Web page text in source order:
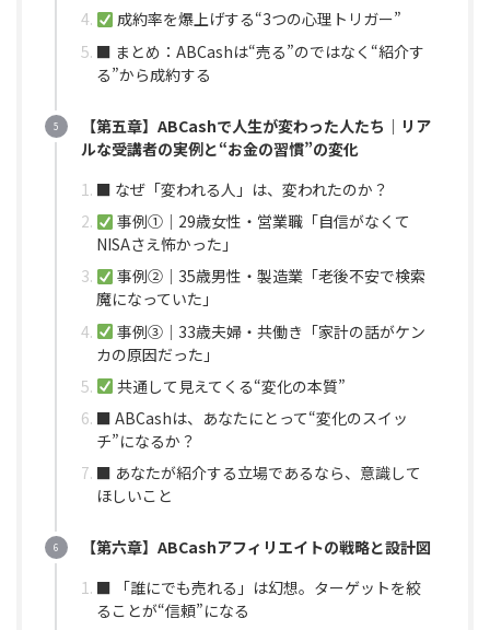
成約率を爆上げする“3つの心理トリガー”
■ まとめ：ABCashは“売る”のではなく“紹介す
る”から成約する
【第五章】ABCashで人生が変わった人たち｜リア
ルな受講者の実例と“お金の習慣”の変化
■ なぜ「変われる人」は、変われたのか？
事例①｜29歳女性・営業職「自信がなくて
NISAさえ怖かった」
事例②｜35歳男性・製造業「老後不安で検索
魔になっていた」
事例③｜33歳夫婦・共働き「家計の話がケン
カの原因だった」
共通して見えてくる“変化の本質”
■ ABCashは、あなたにとって“変化のスイッ
チ”になるか？
■ あなたが紹介する立場であるなら、意識して
ほしいこと
【第六章】ABCashアフィリエイトの戦略と設計図
■ 「誰にでも売れる」は幻想。ターゲットを絞
ることが“信頼”になる